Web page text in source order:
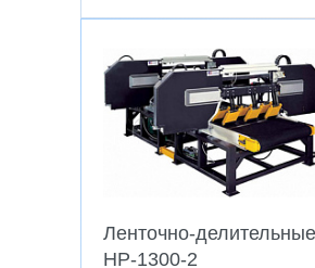
Ленточно-
HP-1300-2